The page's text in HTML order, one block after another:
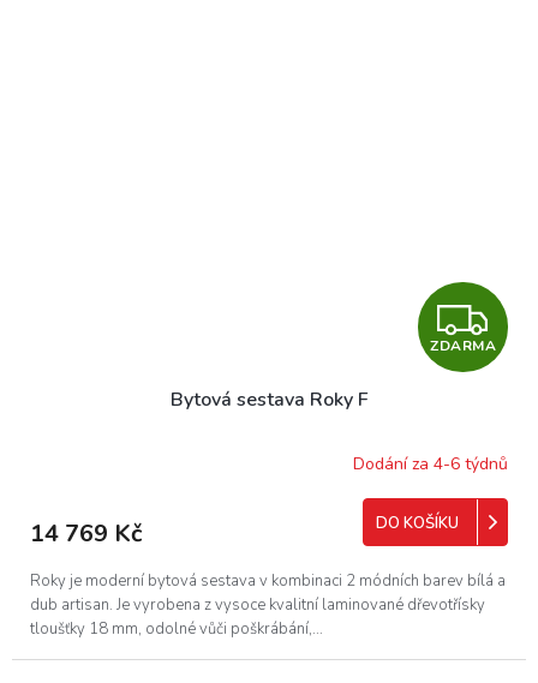
Z
D
R
M
A
ZDARMA
Bytová sestava Roky F
Dodání za 4-6 týdnů
14 769 Kč DO KOŠÍKU
Roky je moderní bytová sestava v kombinaci 2 módních barev bílá a
dub artisan. Je vyrobena z vysoce kvalitní laminované dřevotřísky
tloušťky 18 mm, odolné vůči poškrábání,...